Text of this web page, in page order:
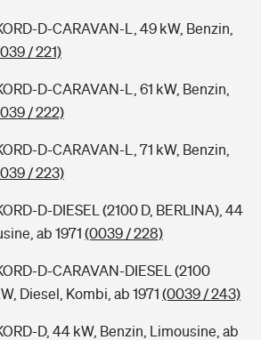
D-CARAVAN-L, 49 kW, Benzin,
/ 221)
D-CARAVAN-L, 61 kW, Benzin,
/ 222)
D-CARAVAN-L, 71 kW, Benzin,
/ 223)
D-DIESEL (2100 D, BERLINA), 44
ab 1971 (0039 / 228)
D-CARAVAN-DIESEL (2100
Diesel, Kombi, ab 1971 (0039 / 243)
D, 44 kW, Benzin, Limousine, ab